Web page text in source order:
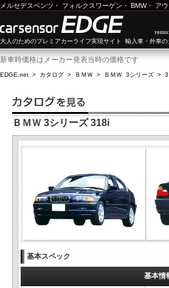
メルセデスベンツ ・ フォルクスワーゲン ・ BMW・ ア
大人のためのプレミアカーライフ実現サイト 輸入車・外車の
新車時価格はメーカー発表当時の価格です
EDGE.net > カタログ > ＢＭＷ > ＢＭＷ 3シリーズ >
ＢＭＷ 3シリーズ 318i
基本スペック
基本情